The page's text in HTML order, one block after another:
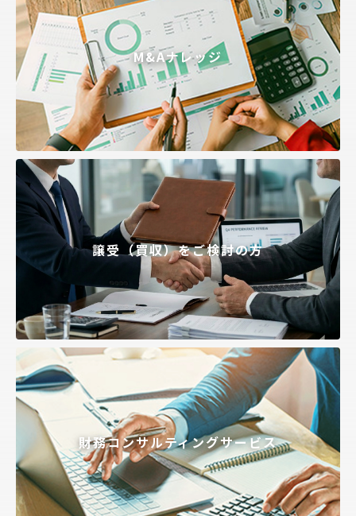
M&Aナレッジ
譲受（買収）をご検討の方
財務コンサルティングサービス